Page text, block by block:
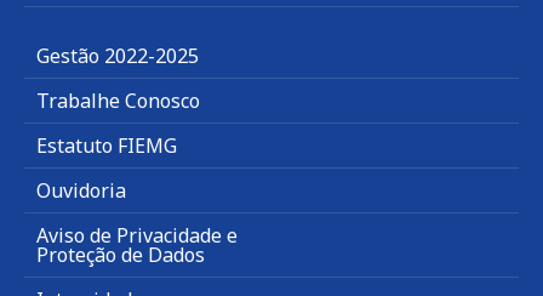
Gestão 2022-2025
Trabalhe Conosco
Estatuto FIEMG
Ouvidoria
Aviso de Privacidade e
Proteção de Dados